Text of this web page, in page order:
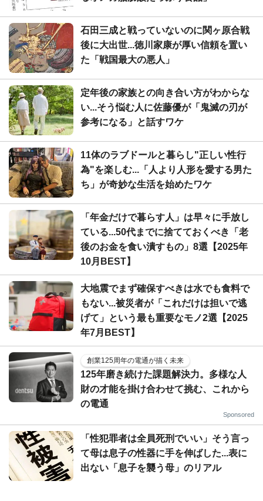
石田三成と戦っていないのに関ヶ原合戦
後に大出世...徳川家康が厚い信頼を置い
た「戦国最大の悪人」
定年後の家族との向き合い方がわからな
い...そう悩む人に佐藤優が「鬼滅の刃が
参考になる」と話すワケ
11体のラブドールと暮らし"正しい性行
為"を楽しむ...「人より人形を愛する男た
ち」が奇妙な生活を始めたワケ
「年金だけで暮らす人」は早々に手放し
ている...50代までに捨てておくべき「老
後のお金を食い潰すもの」8選【2025年
10月BEST】
大地震でまず確保すべきは水でも食料で
もない...被災者が「これだけは担いで逃
げて」という最も重要なモノ2選【2025
年7月BEST】
創業125周年の電通が描く未来
125年磨き続けた課題解決力。多様な人
財の才能を掛け合わせて挑む、これから
の電通
Sponsored
「性犯罪者は全員死刑でいい」そう言っ
て母は息子の性器に手を伸ばした...表に
出ない「息子を襲う母」のリアル